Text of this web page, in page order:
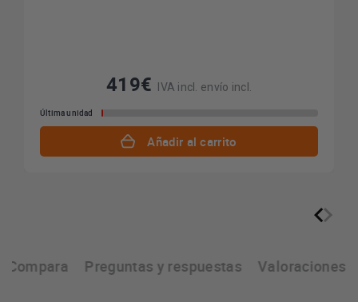
419€ IVA incl. envío incl.
Última unidad
Añadir al carrito
Compara Preguntas y respuestas Valoraciones